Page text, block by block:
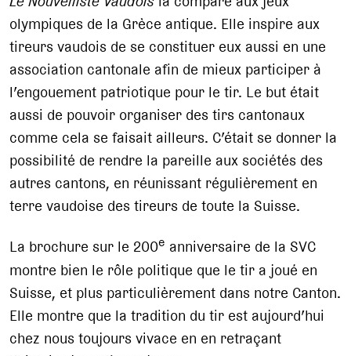
olympiques de la Grèce antique. Elle inspire aux
tireurs vaudois de se constituer eux aussi en une
association cantonale afin de mieux participer à
l’engouement patriotique pour le tir. Le but était
aussi de pouvoir organiser des tirs cantonaux
comme cela se faisait ailleurs. C’était se donner la
possibilité de rendre la pareille aux sociétés des
autres cantons, en réunissant régulièrement en
terre vaudoise des tireurs de toute la Suisse.
La brochure sur le 200e anniversaire de la SVC
montre bien le rôle politique que le tir a joué en
Suisse, et plus particulièrement dans notre Canton.
Elle montre que la tradition du tir est aujourd’hui
chez nous toujours vivace en en retraçant